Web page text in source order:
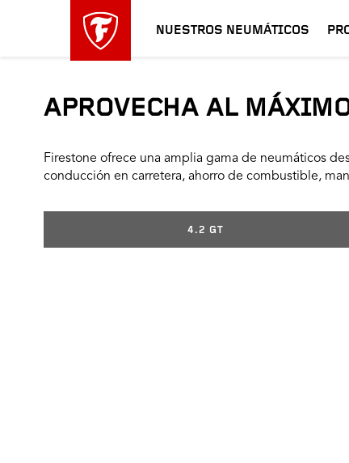
NUESTROS NEUMÁTICOS
APROVECHA AL
Firestone ofrece una amplia gama de neumáticos
conducción en carretera, ahorro de combustible,
4.2 GT